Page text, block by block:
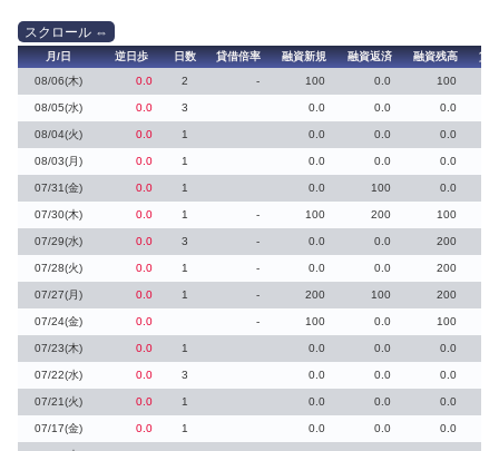
月/日 逆日歩 日数 貸借倍率 融資新規 融資返済 融資残高
貸
08/06(木)
0.0 2 - 100 0.0 100
08/05(水) 0.0 3 0.0 0.0 0.0
08/04(火) 0.0 1 0.0 0.0 0.0
08/03(月) 0.0 1 0.0 0.0 0.0
07/31(金) 0.0 1 0.0 100 0.0
07/30(木) 0.0 1 - 100 200 100
07/29(水) 0.0 3 - 0.0 0.0 200
07/28(火) 0.0 1 - 0.0 0.0 200
07/27(月) 0.0 1 - 200 100 200
07/24(金) 0.0 - 100 0.0 100
07/23(木) 0.0 1 0.0 0.0 0.0
07/22(水) 0.0 3 0.0 0.0 0.0
07/21(火) 0.0 1 0.0 0.0 0.0
07/17(金) 0.0 1 0.0 0.0 0.0